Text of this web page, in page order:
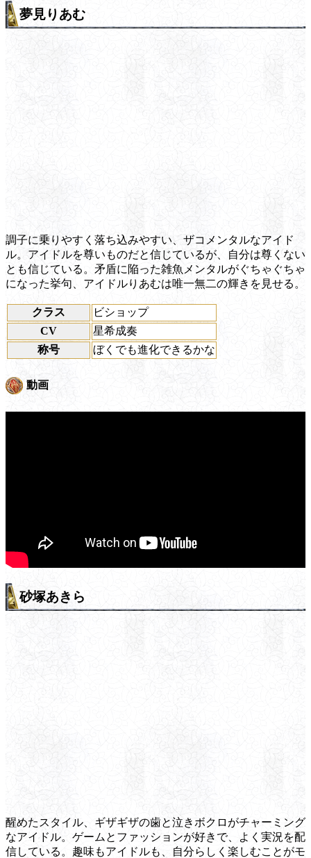
夢見りあむ
調子に乗りやすく落ち込みやすい、ザコメンタルなアイド
ル。アイドルを尊いものだと信じているが、自分は尊くない
とも信じている。矛盾に陥った雑魚メンタルがぐちゃぐちゃ
になった挙句、アイドルりあむは唯一無二の輝きを見せる。
クラス
ビショップ
CV
星希成奏
称号
ぼくでも進化できるかな
動画
砂塚あきら
醒めたスタイル、ギザギザの歯と泣きボクロがチャーミング
なアイドル。ゲームとファッションが好きで、よく実況を配
信している。趣味もアイドルも、自分らしく楽しむことがモ